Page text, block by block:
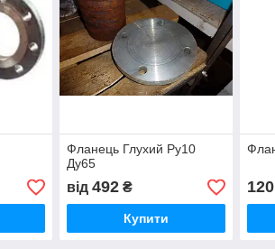
Фланець Глухий Ру10
Ду65
від 492₴
Купити
120